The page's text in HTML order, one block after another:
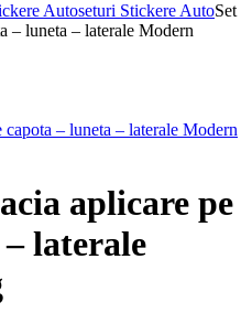
Autoseturi Stickere AutoSet
– luneta – laterale Modern
aplicare pe
laterale